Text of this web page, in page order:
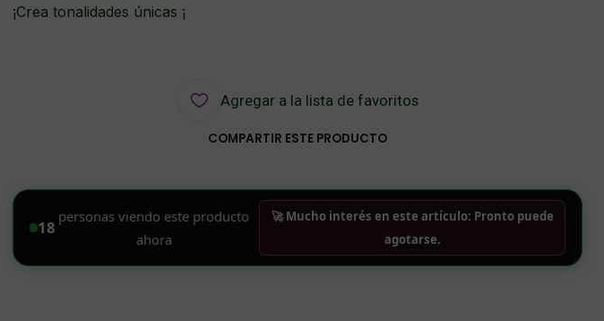
¡Crea tonalidades únicas ¡
Agregar a la lista de favoritos
COMPARTIR ESTE PRODUCTO